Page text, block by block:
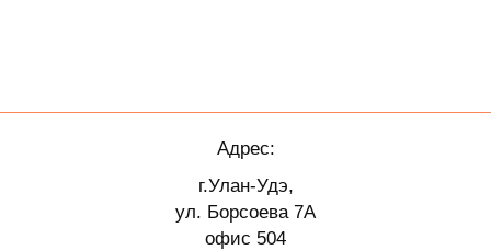
Адрес:
г.Улан-Удэ,
ул. Борсоева 7А
офис 504